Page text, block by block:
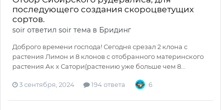
последующего создания скороцветущих
сортов.
soir ответил soir тема в Бридинг
Доброго времени господа! Сегодня срезал 2 клона с
растения Лимон и 8 клонов с отобранного материнского
растения Ак х Сатори(растению уже больше чем 8...
3 сентября, 2024 194 ответа 6